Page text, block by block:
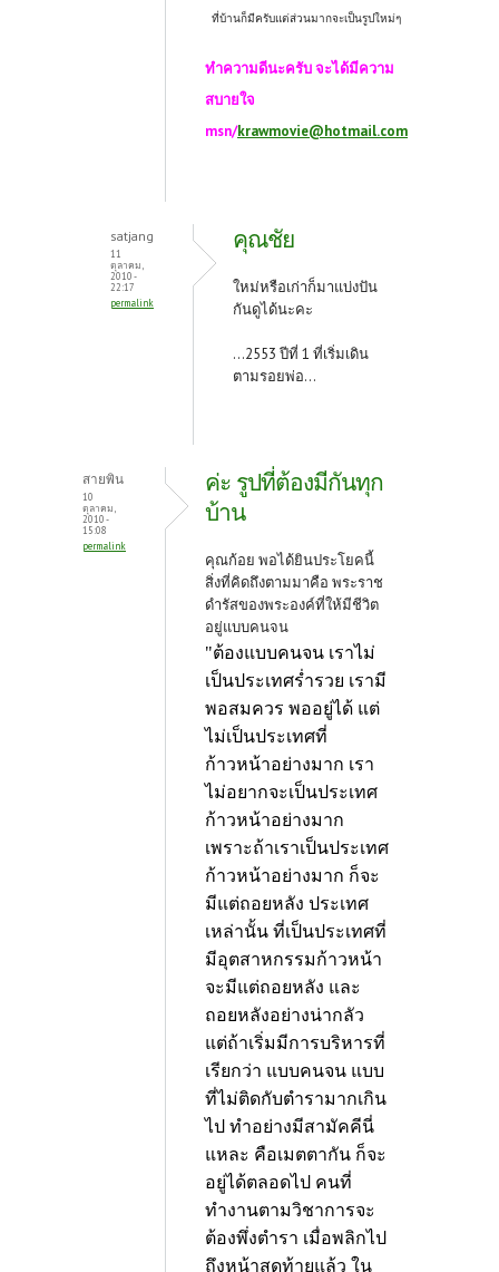
ที่บ้านก็มีครับแต่ส่วนมากจะเป็นรูปใหม่ๆ
ทำความดีนะครับ จะได้มีความ
สบายใจ
msn/krawmovie@hotmail.com
satjang
11
ตุลาคม,
2010 -
22:17
permalink
คุณชัย
ใหม่หรือเก่าก็มาแบ่งปัน
กันดูได้นะคะ
...2553 ปีที่ 1 ที่เริ่มเดิน
ตามรอยพ่อ...
สายพิน
10
ตุลาคม,
2010 -
15:08
permalink
ค่ะ รูปที่ต้องมีกันทุก
บ้าน
คุณก้อย พอได้ยินประโยคนี้
สิ่งที่คิดถึงตามมาคือ พระราช
ดำรัสของพระองค์ที่ให้มีชีวิต
อยู่แบบคนจน
"ต้องแบบคนจน เราไม่
เป็นประเทศร่ำรวย เรามี
พอสมควร พออยู่ได้ แต่
ไม่เป็นประเทศที่
ก้าวหน้าอย่างมาก เรา
ไม่อยากจะเป็นประเทศ
ก้าวหน้าอย่างมาก
เพราะถ้าเราเป็นประเทศ
ก้าวหน้าอย่างมาก ก็จะ
มีแต่ถอยหลัง ประเทศ
เหล่านั้น ที่เป็นประเทศที่
มีอุตสาหกรรมก้าวหน้า
จะมีแต่ถอยหลัง และ
ถอยหลังอย่างน่ากลัว
แต่ถ้าเริ่มมีการบริหารที่
เรียกว่า แบบคนจน แบบ
ที่ไม่ติดกับตำรามากเกิน
ไป ทำอย่างมีสามัคคีนี่
แหละ คือเมตตากัน ก็จะ
อยู่ได้ตลอดไป คนที่
ทำงานตามวิชาการจะ
ต้องพึ่งตำรา เมื่อพลิกไป
ถึงหน้าสุดท้ายแล้ว ใน